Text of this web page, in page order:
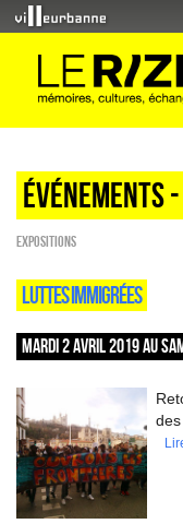
Événements
EXPOSITIONS
LUTTES IMMIGRÉES
MARDI 2 AVRIL 2019 AU